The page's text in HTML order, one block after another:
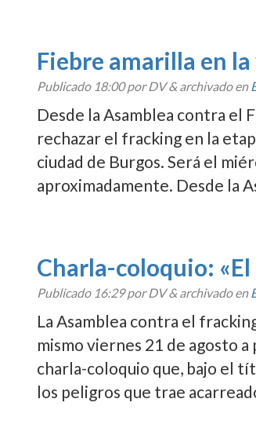
Fiebre amarilla en
Publicado 18:00por DV&archivado en
Desde la Asamblea contra el
rechazar el fracking en la
ciudad de Burgos. Será el
aproximadamente. Desde la
Charla-coloquio: «El
Publicado 16:29por DV&archivado en
La Asamblea contra el
mismo viernes 21 de agosto
charla-coloquio que, bajo el
los peligros que trae